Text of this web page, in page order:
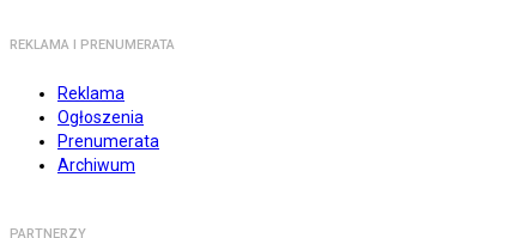
REKLAMA I PRENUMERATA
Reklama
Ogłoszenia
Prenumerata
Archiwum
PARTNERZY